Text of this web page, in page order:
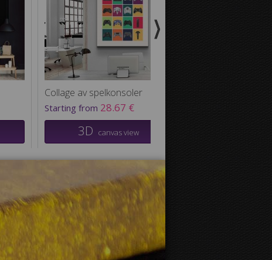
Collage av spelkonsoler
Starting from 28.67 €
3D canvas view